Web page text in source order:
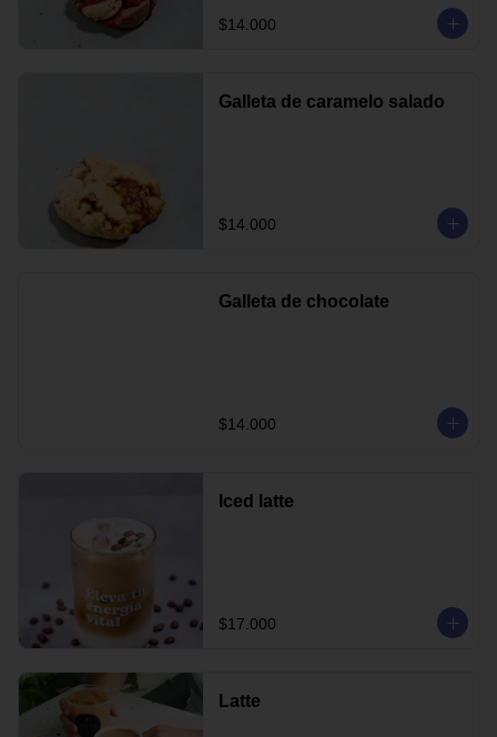
$14.000
Galleta de caramelo salado
$14.000
Galleta de chocolate
$14.000
Iced latte
$17.000
Latte